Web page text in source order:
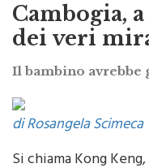
LA STRANIERA
Cambogia,
dei veri
di Rosangela Scimeca